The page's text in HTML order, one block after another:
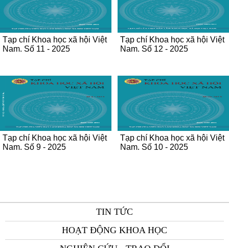
Tạp chí Khoa học xã hội Việt
Nam. Số 12 - 2025
Tạp chí Khoa học xã hội Việt
Nam. Số 11 - 2025
Tạp chí Khoa học xã hội Việt
Nam. Số 10 - 2025
Tạp chí Khoa học xã hội Việt
Nam. Số 9 - 2025
TIN TỨC
HOẠT ĐỘNG KHOA HỌC